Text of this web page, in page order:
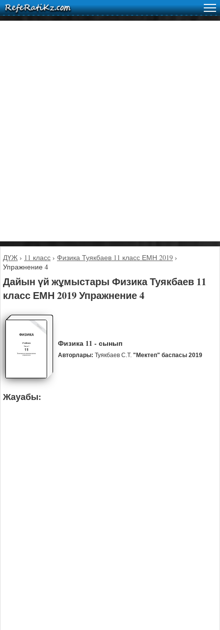
ДҮЖ › 11 класс › Физика Туякбаев 11 класс ЕМН 2019 ›
Упражнение 4
Дайын үй жұмыстары Физика Туякбаев 11
класс ЕМН 2019 Упражнение 4
Физика 11 - сынып
Авторлары: Туякбаев С.Т. "Мектеп" баспасы 2019
Жауабы: